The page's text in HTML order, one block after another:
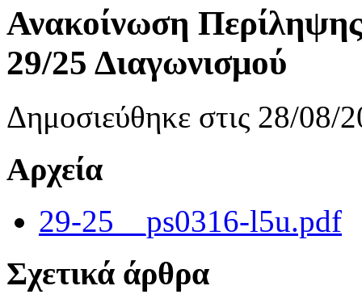
Ανακοίνωση
29/25 Διαγωνισμού
Δημοσιεύθηκε στις 28/08/
Αρχεία
29-25__ps0316-l5u.pdf
Σχετικά άρθρα